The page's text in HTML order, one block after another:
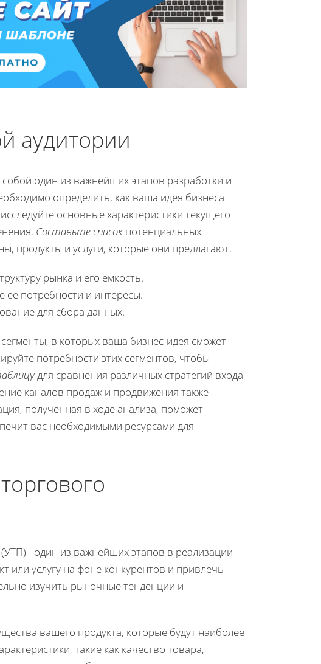
аудитории
один из важнейших этапов разработки и
определить, как ваша идея бизнеса
основные характеристики текущего
Составьте список потенциальных
продукты и услуги, которые они предлагают.
рынка и его емкость.
потребности и интересы.
для сбора данных.
в которых ваша бизнес-идея сможет
потребности этих сегментов, чтобы
для сравнения различных стратегий входа
каналов продаж и продвижения также
полученная в ходе анализа, поможет
вас необходимыми ресурсами для
- один из важнейших этапов в реализации
или услугу на фоне конкурентов и привлечь
изучить рыночные тенденции и
вашего продукта, которые будут наиболее
такие как качество товара,